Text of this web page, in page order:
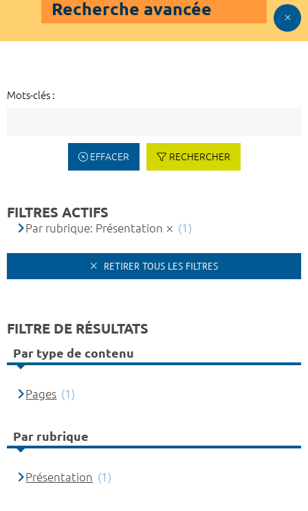
Recherche avancée
Mots-clés :
EFFACER RECHERCHER
FILTRES ACTIFS
Par rubrique: Présentation (1)
RETIRER TOUS LES FILTRES
FILTRE DE RÉSULTATS
Par type de contenu
Pages (1)
Par rubrique
Présentation (1)